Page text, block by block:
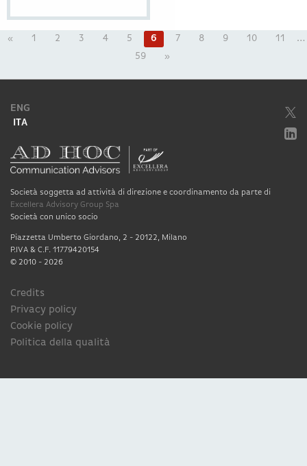
« 1 2 3 4 5 6 7 8 9 10 11
…
59
»
ENG
ITA
Società soggetta ad attività di direzione e coordinamento da parte di
Excellera Advisory Group Spa
Società con unico socio
Piazzetta Umberto Giordano, 2 - 20122, Milano
P.IVA & C.F. 11779420154
© 2010 - 2026
Credits
Privacy policy
Cookie policy
Politica della qualità